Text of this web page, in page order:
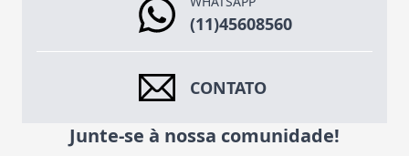
(11)45608560
CONTATO
Junte-se à nossa comunidade!